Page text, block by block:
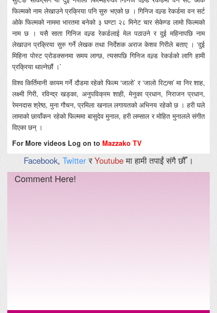
फिल्मको नाम लेखाउने प्रक्रिया पनि सुरु भएको छ । गिनिज वल्र्ड रेकर्डमा वन सर्ट
ओके फिल्मको नाममा भारतमा बनेको ३ घण्टा २८ मिनेट चार सेकेण्ड लामो फिल्मको
नाम छ । यसै साता गिनिज वल्र्ड रेकर्डलाई मेल पठाउने र दुई महिनापछि नाम
लेखाउन प्रक्रिया सुरु गर्ने लेखक तथा निर्देशक अराज केशव गिरीले बताए । ‘दुई
मिहिना पोस्ट प्रोडक्सनमा समय लाग्छ, त्यसपछि गिनिज वल्र्ड रेकर्डको लागि हामी
प्रक्रिया थाल्नेछौं ।’
विश्व किर्तिमानी कायम गर्ने दौडमा रहेको फिल्म ‘जालो’ र ‘जालो रिटन्र्स’ मा निर शाह,
लक्ष्मी गिरी, रविन्द्र खड्का, अनुपविक्रम शाही, मेनुका प्रधान, निराजन प्रधान,
रेमनदास श्रेष्ठ, मुना गौचन, प्रमिला खनाल लगायतको अभिनय रहेको छ । हरी घले
लामाको छायाँकन रहेको फिल्ममा बासुदेव मुनाल, हरी लम्साल र मोहित मुनालले संगीत
दिएका छन् ।
For More videos Log on to Mazzako TV
Facebook, TwitterरYoutubeमा हामी तपाईं संगै छौँ ।
Comment Here!